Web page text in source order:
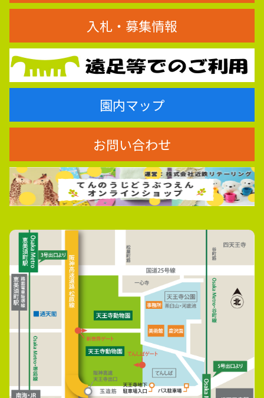
入札・募集情報
園内マップ
お問い合わせ